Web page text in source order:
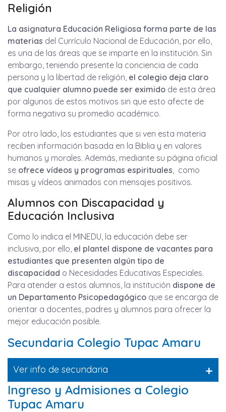
Religión
La asignatura Educación Religiosa forma parte de las
materias del Currículo Nacional de Educación, por ello,
es una de las áreas que se imparte en la institución. Sin
embargo, teniendo presente la conciencia de cada
persona y la libertad de religión, el colegio deja claro
que cualquier alumno puede ser eximido de esta área
por algunos de estos motivos sin que esto afecte de
forma negativa su promedio académico.
Por otro lado, los estudiantes que si ven esta materia
reciben información basada en la Biblia y en valores
humanos y morales. Además, mediante su página oficial
se ofrece vídeos y programas espirituales, como
misas y vídeos animados con mensajes positivos.
Alumnos con Discapacidad y
Educación Inclusiva
Como lo indica el MINEDU, la educación debe ser
inclusiva, por ello, el plantel dispone de vacantes para
estudiantes que presenten algún tipo de
discapacidad o Necesidades Educativas Especiales.
Para atender a estos alumnos, la institución dispone de
un Departamento Psicopedagógico que se encarga de
orientar a docentes, padres y alumnos para ofrecer la
mejor educación posible.
Secundaria Colegio Tupac Amaru
Ver info de secundaria +
Ingreso y Admisiones a Colegio
Tupac Amaru